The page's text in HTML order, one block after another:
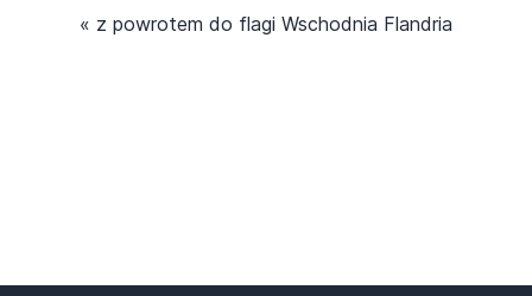
« z powrotem do flagi Wschodnia Flandria